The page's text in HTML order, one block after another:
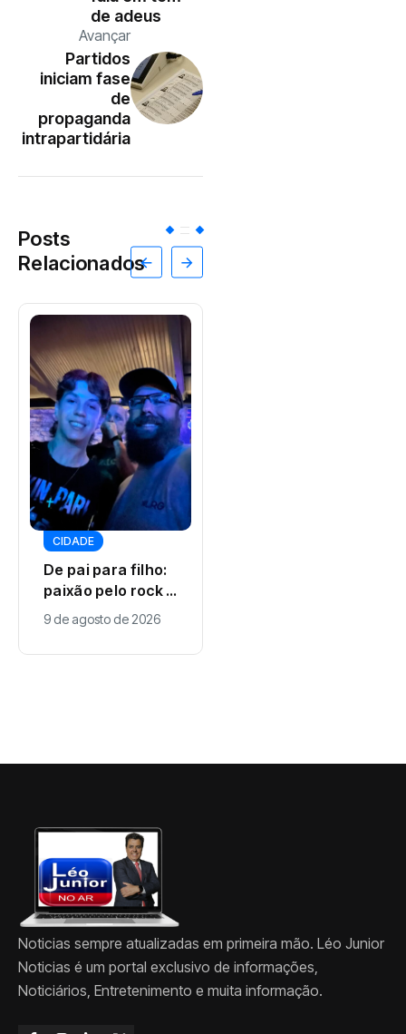
de adeus
Avançar
Partidos
iniciam fase
de
propaganda
intrapartidária
Posts
Relacionados
CIDADE
De pai para filho:
paixão pelo rock e
por discos de vinil
atravessa
gerações em
9 de agosto de 2026
Noticias sempre atualizadas em primeira mão. Léo Junior
Noticias é um portal exclusivo de informações,
Noticiários, Entretenimento e muita informação.